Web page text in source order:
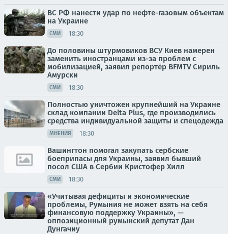
ВС РФ нанести удар по нефте-газовым объектам
на Украине
СМИ 18:30
До половины штурмовиков ВСУ Киев намерен
заменить иностранцами из-за проблем с
мобилизацией, заявил репортёр BFMTV Сириль
Амурски
СМИ 18:30
Полностью уничтожен крупнейший на Украине
склад компании Delta Plus, где производились
средства индивидуальной защиты и спецодежда
МНЕНИЯ 18:30
Вашингтон помогал закупать сербские
боеприпасы для Украины, заявил бывший
посол США в Сербии Кристофер Хилл
СМИ 18:30
«Учитывая дефициты и экономические
проблемы, Румыния не может взять на себя
финансовую поддержку Украины», —
оппозиционный румынский депутат Дан
Дунгачиу